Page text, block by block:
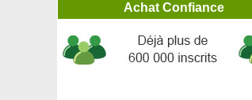
Achat Confiance
Erable griseum, Erable cannelle
Erable plane
Erable rouge